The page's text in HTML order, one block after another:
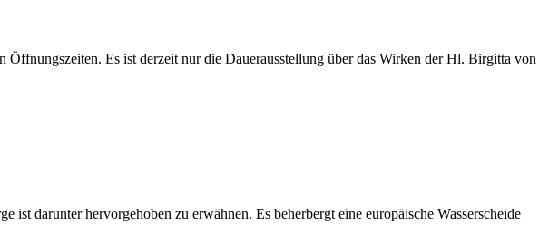
Es ist derzeit nur die Dauerausstellung über das Wirken der Hl. Birgitta von
darunter hervorgehoben zu erwähnen. Es beherbergt eine europäische Wasserscheide